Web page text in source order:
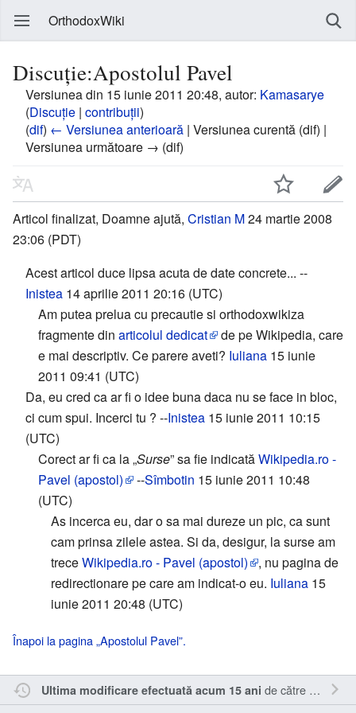
OrthodoxWiki
Discuție:Apostolul Pavel
Versiunea din 15 iunie 2011 20:48, autor: Kamasarye
(Discuție | contribuții)
(dif) ← Versiunea anterioară | Versiunea curentă (dif) |
Versiunea următoare → (dif)
Articol finalizat, Doamne ajută, Cristian M24 martie 2008
23:06 (PDT)
Acest articol duce lipsa acuta de date concrete... --
Inistea 14 aprilie 2011 20:16 (UTC)
Am putea prelua cu precautie si orthodoxwikiza
fragmente din articolul dedicat
de pe Wikipedia, care
e mai descriptiv. Ce parere aveti? Iuliana 15 iunie
2011 09:41 (UTC)
Da, eu cred ca ar fi o idee buna daca nu se face in bloc,
ci cum spui. Incerci tu ? --Inistea 15 iunie 2011 10:15
(UTC)
Corect ar fi ca la „Surse” sa fie indicatăWikipedia.ro -
Pavel (apostol)
--Sîmbotin 15 iunie 2011 10:48
(UTC)
As incerca eu, dar o sa mai dureze un pic, ca sunt
cam prinsa zilele astea. Si da, desigur, la surse am
treceWikipedia.ro - Pavel (apostol)
, nu pagina de
redirectionare pe care am indicat-o eu. Iuliana 15
iunie 2011 20:48 (UTC)
Înapoi la pagina „Apostolul Pavel”.
Ultima modificare efectuată acum 15 ani de către